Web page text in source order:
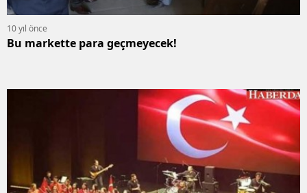
10 yıl önce
Bu markette para geçmeyecek!